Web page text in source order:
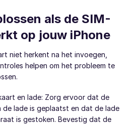
als de SIM-
op jouw iPhone
niet herkent na het invoegen,
helpen om het probleem te
en lade: Zorg ervoor dat de
de lade is geplaatst en dat de lade
is gestoken. Bevestig dat de